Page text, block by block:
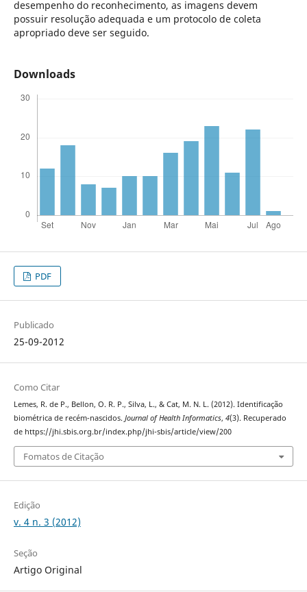
desempenho do reconhecimento, as imagens devem
possuir resolução adequada e um protocolo de coleta
apropriado deve ser seguido.
Downloads
PDF
Publicado
25-09-2012
Como Citar
Lemes, R. de P., Bellon, O. R. P., Silva, L., & Cat, M. N. L. (2012). Identificação
biométrica de recém-nascidos. Journal of Health Informatics, 4(3). Recuperado
de https://jhi.sbis.org.br/index.php/jhi-sbis/article/view/200
Fomatos de Citação
Edição
v. 4 n. 3 (2012)
Seção
Artigo Original